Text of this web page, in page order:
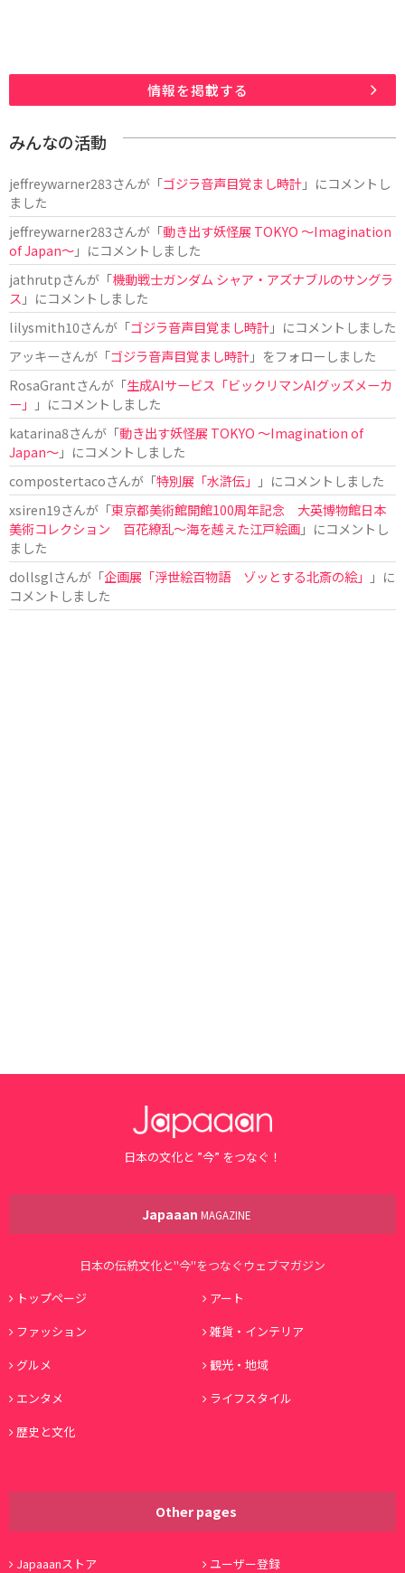
情報を掲載する
みんなの活動
jeffreywarner283さんが「ゴジラ音声目覚まし時計」にコメントし
ました
jeffreywarner283さんが「動き出す妖怪展 TOKYO 〜Imagination
of Japan〜」にコメントしました
jathrutpさんが「機動戦士ガンダム シャア・アズナブルのサングラ
ス 」にコメントしました
lilysmith10さんが「ゴジラ音声目覚まし時計」にコメントしました
アッキーさんが「ゴジラ音声目覚まし時計」をフォローしました
RosaGrantさんが「生成AIサービス「ビックリマンAIグッズメーカ
ー」
」にコメントしました
katarina8さんが「動き出す妖怪展 TOKYO 〜Imagination of
Japan〜」にコメントしました
compostertacoさんが「特別展「水滸伝」
」にコメントしました
xsiren19さんが「東京都美術館開館100周年記念 大英博物館日本
美術コレクション 百花繚乱～海を越えた江戸絵画」にコメントし
ました
dollsglさんが「企画展「浮世絵百物語 ゾッとする北斎の絵」
」に
コメントしました
日本の文化と ”今” をつなぐ！
Japaaan MAGAZINE
日本の伝統文化と"今"をつなぐウェブマガジン
トップページ
アート
ファッション
雑貨・インテリア
グルメ
観光・地域
エンタメ
ライフスタイル
歴史と文化
Other pages
Japaaanストア ユーザー登録